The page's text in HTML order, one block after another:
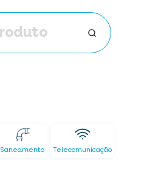
Saneamento Telecomunicação